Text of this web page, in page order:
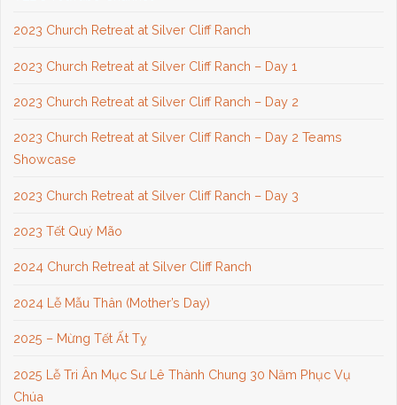
2023 Church Retreat at Silver Cliff Ranch
2023 Church Retreat at Silver Cliff Ranch – Day 1
2023 Church Retreat at Silver Cliff Ranch – Day 2
2023 Church Retreat at Silver Cliff Ranch – Day 2 Teams
Showcase
2023 Church Retreat at Silver Cliff Ranch – Day 3
2023 Tết Quý Mão
2024 Church Retreat at Silver Cliff Ranch
2024 Lễ Mẫu Thân (Mother’s Day)
2025 – Mừng Tết Ất Tỵ
2025 Lễ Tri Ân Mục Sư Lê Thành Chung 30 Năm Phục Vụ
Chúa